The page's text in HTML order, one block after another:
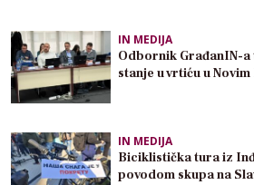
IN MEDIJA
Odbornik GrađanIN-a
stanje u vrtiću u
IN MEDIJA
Biciklistička tura iz
povodom skupa na